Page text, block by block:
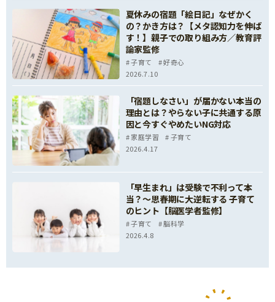
夏休みの宿題「絵日記」なぜかく
の？かき方は？【メタ認知力を伸ば
す！】親子での取り組み方／教育評
論家監修
子育て
好奇心
2026.7.10
「宿題しなさい」が届かない本当の
理由とは？やらない子に共通する原
因と今すぐやめたいNG対応
家庭学習
子育て
2026.4.17
「早生まれ」は受験で不利って本
当？～思春期に大逆転する 子育て
のヒント【脳医学者監修】
子育て
脳科学
2026.4.8